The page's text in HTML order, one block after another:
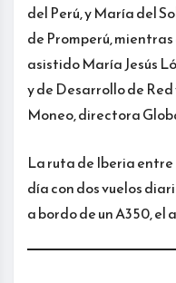
del Perú, y María del
de Promperú,
asistido María Jesús
y de Desarrollo de
Moneo, directora
La ruta de Iberia entre
día con dos vuelos
a bordo de un A350,